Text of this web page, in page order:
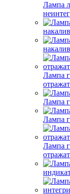
Лампа
Лампа
Лампа
Лампа
Лампа